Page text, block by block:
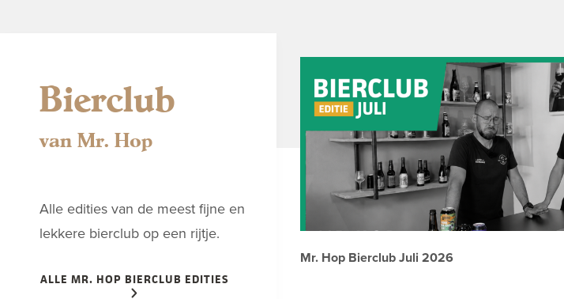
Bierclub
van Mr. Hop
Alle edities van de meest fijne en
lekkere bierclub op een rijtje.
ALLE MR. HOP BIERCLUB EDITIES
Mr. Hop Bierclub Juli 2026